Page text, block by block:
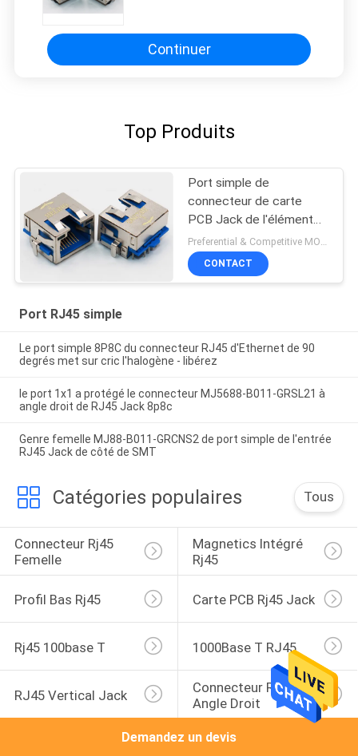
Continuer
Top Produits
Port simple de
connecteur de carte
PCB Jack de l'élément
LED RJ45 protégé avec
des étiquettes d'IEM
CONTACT
Port RJ45 simple
Le port simple 8P8C du connecteur RJ45 d'Ethernet de 90
degrés met sur cric l'halogène - libérez
le port 1x1 a protégé le connecteur MJ5688-B011-GRSL21 à
angle droit de RJ45 Jack 8p8c
Genre femelle MJ88-B011-GRCNS2 de port simple de l'entrée
RJ45 Jack de côté de SMT
Catégories populaires Tous
Connecteur Rj45
Femelle
Magnetics Intégré
Rj45
Profil Bas Rj45 Carte PCB Rj45 Jack
Rj45 100base T 1000Base T RJ45
RJ45 Vertical Jack
Connecteur RJ45 À
Angle Droit
Demandez un devis